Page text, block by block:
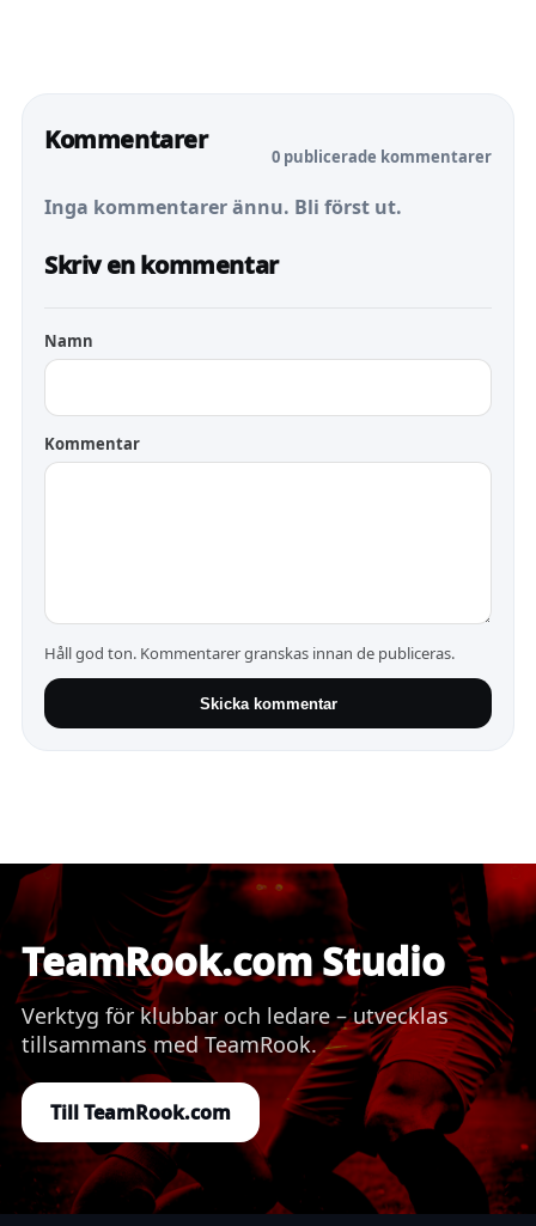
Kommentarer
0 publicerade kommentarer
Inga kommentarer ännu. Bli först ut.
Skriv en kommentar
Namn
Kommentar
Håll god ton. Kommentarer granskas innan de publiceras.
Skicka kommentar
TeamRook.com Studio
Verktyg för klubbar och ledare – utvecklas
tillsammans med TeamRook.
Till TeamRook.com